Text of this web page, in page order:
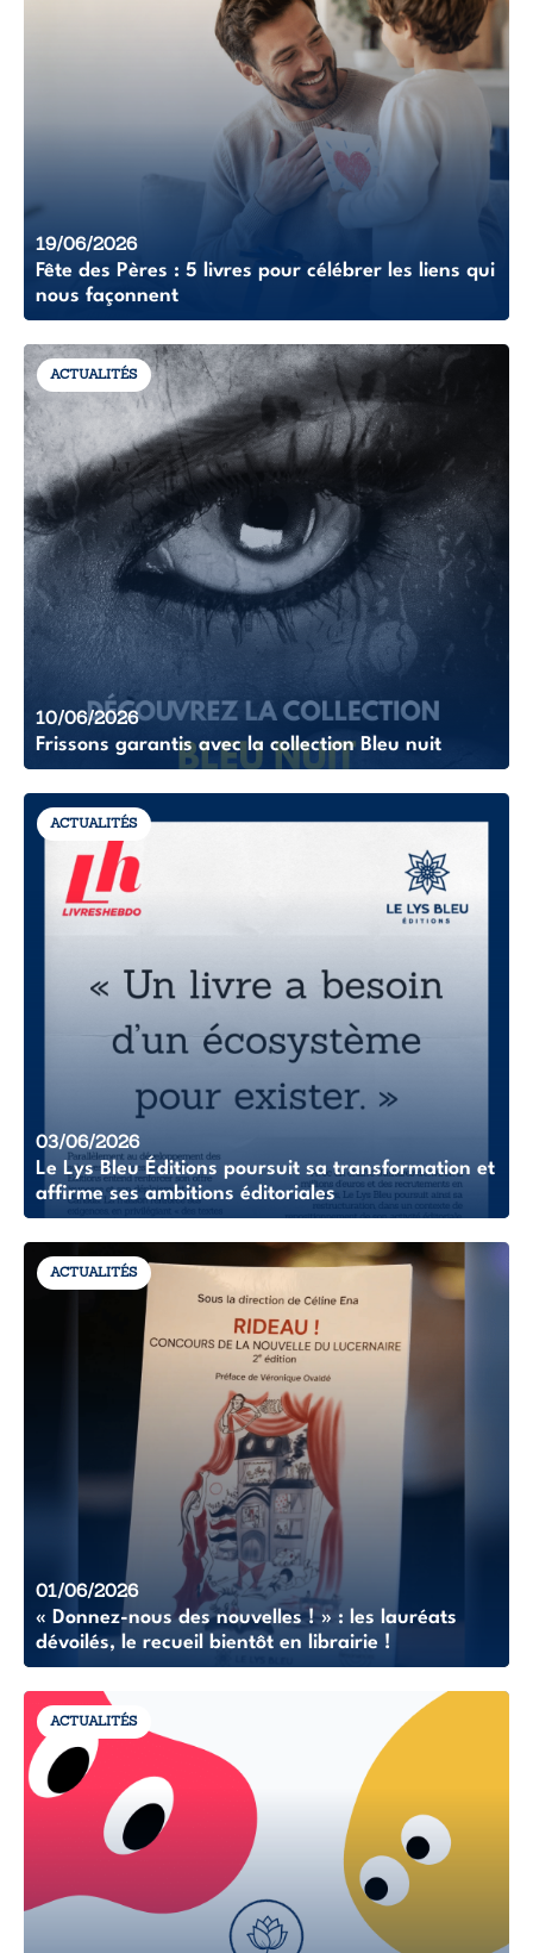
19/06/2026
Fête des Pères : 5 livres pour célébrer les liens qui
nous façonnent
ACTUALITÉS
10/06/2026
Frissons garantis avec la collection Bleu nuit
ACTUALITÉS
03/06/2026
Le Lys Bleu Éditions poursuit sa transformation et
affirme ses ambitions éditoriales
ACTUALITÉS
01/06/2026
« Donnez-nous des nouvelles ! » : les lauréats
dévoilés, le recueil bientôt en librairie !
ACTUALITÉS